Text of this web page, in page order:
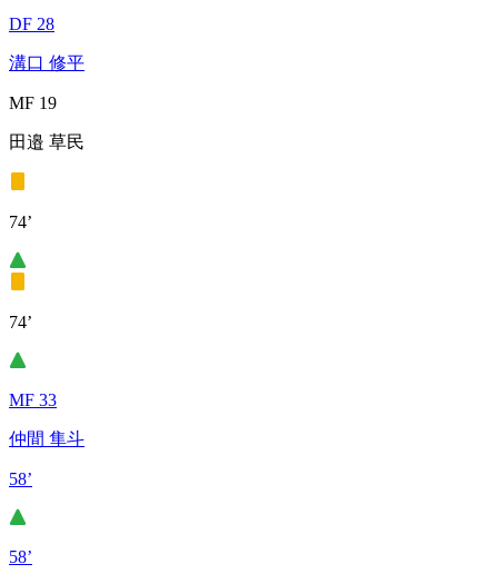
DF 28
溝口 修平
MF 19
田邉 草民
74’
74’
MF 33
仲間 隼斗
58’
58’